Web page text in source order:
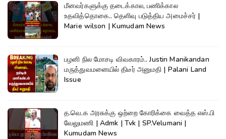
மீனவர்களுக்கு தடைக்கால, பணிக்கால
உதவித்தொகை.. தெளிவு படுத்திய அமைச்சர் |
Marie wilson | Kumudam News
பழனி நில மோசடி விவகாரம்.. Justin Manikandan
மருத்துவமனையில் திடீர் அனுமதி | Palani Land
Issue
த.வெ.க அரசுக்கு ஒற்றை கோரிக்கை வைத்த எஸ்.பி
வேலுமணி | Admk | Tvk | SP.Velumani |
Kumudam News